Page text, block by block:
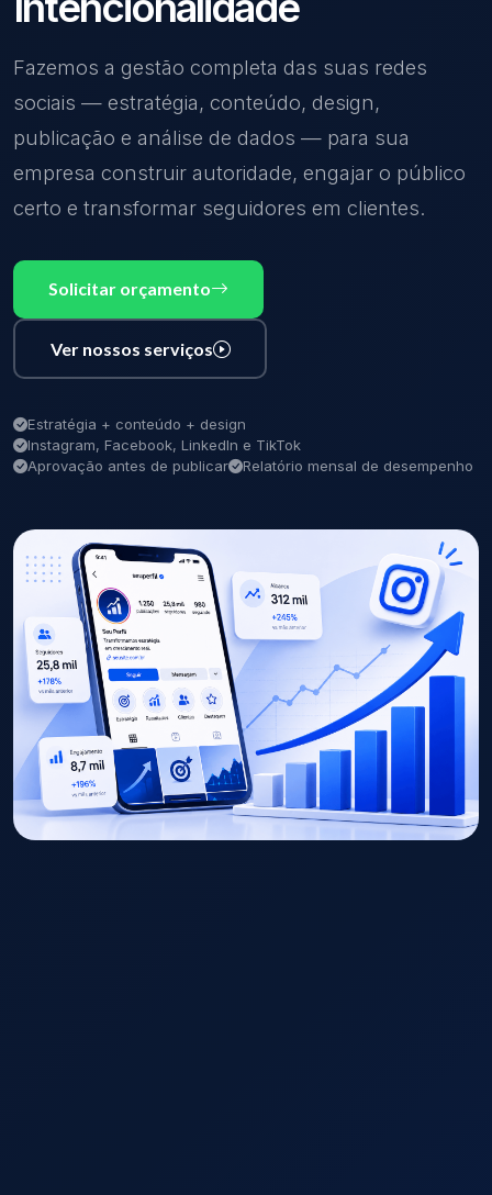
Fazemos a gestão completa das suas redes
sociais — estratégia, conteúdo, design,
publicação e análise de dados — para sua
empresa construir autoridade, engajar o público
certo e transformar seguidores em clientes.
Solicitar orçamento
Ver nossos serviços
Estratégia + conteúdo + design
Instagram, Facebook, LinkedIn e TikTok
Aprovação antes de publicar
Relatório mensal de desempenho